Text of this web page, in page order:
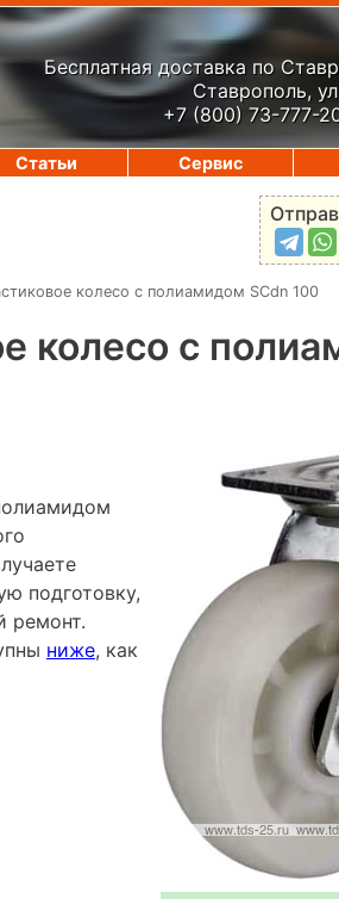
Бесплатная доставка по
Ставрополь,
+7 (800) 73-777-
колесо с полиамидом SCdn 100
колесо с
подготовку,
ремонт.
ниже, как
Статьи Сервис